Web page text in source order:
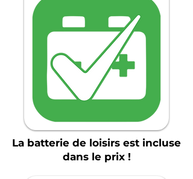
La batterie de loisirs est incluse
dans le prix !